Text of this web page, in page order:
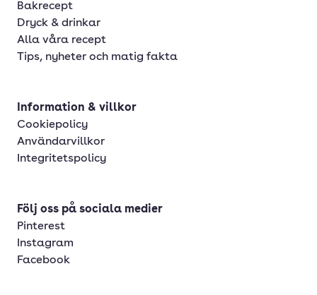
Bakrecept
Dryck & drinkar
Alla våra recept
Tips, nyheter och matig fakta
Information & villkor
Cookiepolicy
Användarvillkor
Integritetspolicy
Följ oss på sociala medier
Pinterest
Instagram
Facebook